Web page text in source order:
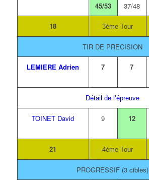
45/53 37/48
18 3ème Tour
TIR DE PRECISION
LEMIERE Adrien 7 7
Détail de l’épreuve
TOINET David 9 12
21 4ème Tour
PROGRESSIF (3 cibles)